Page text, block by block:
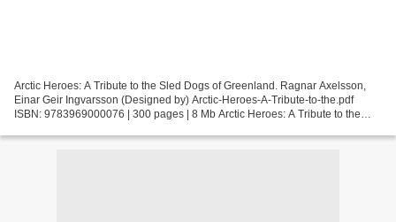
Arctic Heroes: A Tribute to the Sled Dogs of Greenland. Ragnar Axelsson,
Einar Geir Ingvarsson (Designed by) Arctic-Heroes-A-Tribute-to-the.pdf
ISBN: 9783969000076 | 300 pages | 8 Mb Arctic Heroes: A Tribute to the